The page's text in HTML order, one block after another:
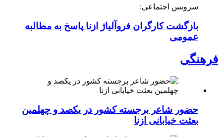
سرویس اجتماعی:
بازگشت کارگران فروآلیاژ ازنا پاسخ به مطالبه
عمومی
فرهنگی
حضور شاعر برجسته کشور در یکصد و چهلمین
بعثت خیابانی ازنا